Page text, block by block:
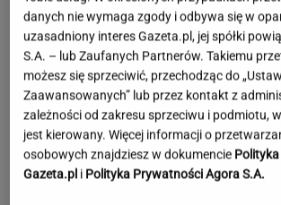
Moby poruszony widokiem
nagraniem tysiące reakcji
danych nie wymaga zgody i odbywa się w
uzasadniony interes Gazeta.pl, jej spółki
S.A. – lub Zaufanych Partnerów. Takiemu
możesz się sprzeciwić, przechodząc do
Zaawansowanych” lub przez kontakt z
zależności od zakresu sprzeciwu i podmiotu,
jest kierowany. Więcej informacji o
osobowych znajdziesz w dokumencie
Gazeta.pl i Polityka Prywatności Agora S.A.